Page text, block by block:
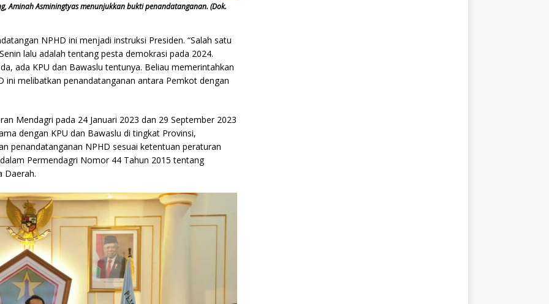
Aminah Asminingtyas menunjukkan bukti penandatanganan. (Dok.
NPHD ini menjadi instruksi Presiden. “Salah satu
lalu adalah tentang pesta demokrasi pada 2024.
ada KPU dan Bawaslu tentunya. Beliau memerintahkan
ini melibatkan penandatanganan antara Pemkot dengan
Mendagri pada 24 Januari 2023 dan 29 September 2023
dengan KPU dan Bawaslu di tingkat Provinsi,
penandatanganan NPHD sesuai ketentuan peraturan
Permendagri Nomor 44 Tahun 2015 tentang
Daerah.